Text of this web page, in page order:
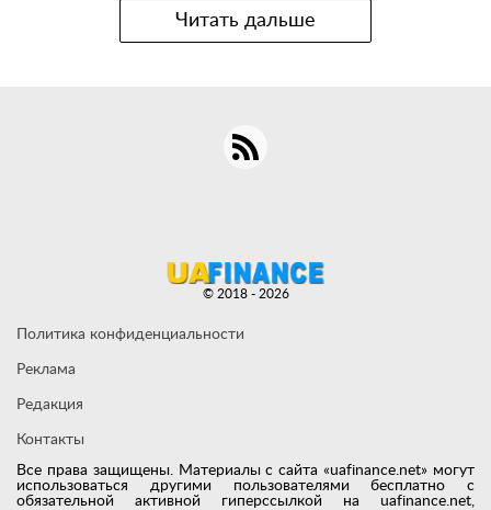
Читать дальше
Все права защищены. Материалы с сайта «uafinance.net» могут
использоваться другими пользователями бесплатно с
обязательной активной гиперссылкой на uafinance.net,
Политика конфиденциальности
Реклама
Редакция
Контакты
© 2018 - 2026